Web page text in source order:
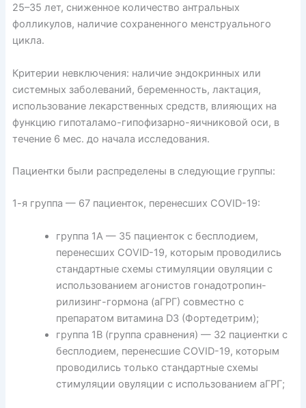
25–35 лет, сниженное количество антральных
фолликулов, наличие сохраненного менструального
цикла.
Критерии невключения: наличие эндокринных или
системных заболеваний, беременность, лактация,
использование лекарственных средств, влияющих на
функцию гипоталамо-гипофизарно-яичниковой оси, в
течение 6 мес. до начала исследования.
Пациентки были распределены в следующие группы:
1-я группа — 67 пациенток, перенесших COVID-19:
группа 1А — 35 пациенток с бесплодием,
перенесших COVID-19, которым проводились
стандартные схемы стимуляции овуляции с
использованием агонистов гонадотропин-
рилизинг-гормона (аГРГ) совместно с
препаратом витамина D3 (Фортедетрим);
группа 1В (группа сравнения) — 32 пациентки с
бесплодием, перенесшие COVID-19, которым
проводились только стандартные схемы
стимуляции овуляции с использованием аГРГ;